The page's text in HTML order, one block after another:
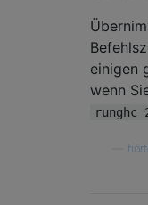
einigen
wenn
runghc